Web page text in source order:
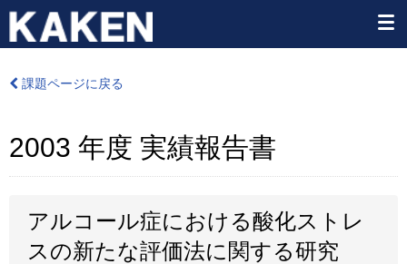
課題ページに戻る
2003 年度 実績報告書
アルコール症における酸化ストレ
スの新たな評価法に関する研究